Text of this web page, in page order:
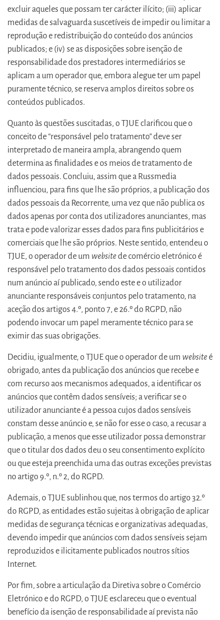
excluir aqueles que possam ter carácter ilícito; (iii) aplicar
medidas de salvaguarda suscetíveis de impedir ou limitar a
reprodução e redistribuição do conteúdo dos anúncios
publicados; e (iv) se as disposições sobre isenção de
responsabilidade dos prestadores intermediários se
aplicam a um operador que, embora alegue ter um papel
puramente técnico, se reserva amplos direitos sobre os
conteúdos publicados.
Quanto às questões suscitadas, o TJUE clarificou que o
conceito de “responsável pelo tratamento” deve ser
interpretado de maneira ampla, abrangendo quem
determina as finalidades e os meios de tratamento de
dados pessoais. Concluiu, assim que a Russmedia
influenciou, para fins que lhe são próprios, a publicação dos
dados pessoais da Recorrente, uma vez que não publica os
dados apenas por conta dos utilizadores anunciantes, mas
trata e pode valorizar esses dados para fins publicitários e
comerciais que lhe são próprios. Neste sentido, entendeu o
TJUE, o operador de um websitede comércio eletrónico é
responsável pelo tratamento dos dados pessoais contidos
num anúncio aí publicado, sendo este e o utilizador
anunciante responsáveis conjuntos pelo tratamento, na
aceção dos artigos 4.º, ponto 7, e 26.º do RGPD, não
podendo invocar um papel meramente técnico para se
eximir das suas obrigações.
Decidiu, igualmente, o TJUE que o operador de um websiteé
obrigado, antes da publicação dos anúncios que recebe e
com recurso aos mecanismos adequados, a identificar os
anúncios que contêm dados sensíveis; a verificar se o
utilizador anunciante é a pessoa cujos dados sensíveis
constam desse anúncio e, se não for esse o caso, a recusar a
publicação, a menos que esse utilizador possa demonstrar
que o titular dos dados deu o seu consentimento explícito
ou que esteja preenchida uma das outras exceções previstas
no artigo 9.º, n.º 2, do RGPD.
Ademais, o TJUE sublinhou que, nos termos do artigo 32.º
do RGPD, as entidades estão sujeitas à obrigação de aplicar
medidas de segurança técnicas e organizativas adequadas,
devendo impedir que anúncios com dados sensíveis sejam
reproduzidos e ilicitamente publicados noutros sítios
Internet.
Por fim, sobre a articulação da Diretiva sobre o Comércio
Eletrónico e do RGPD, o TJUE esclareceu que o eventual
benefício da isenção de responsabilidade aí prevista não